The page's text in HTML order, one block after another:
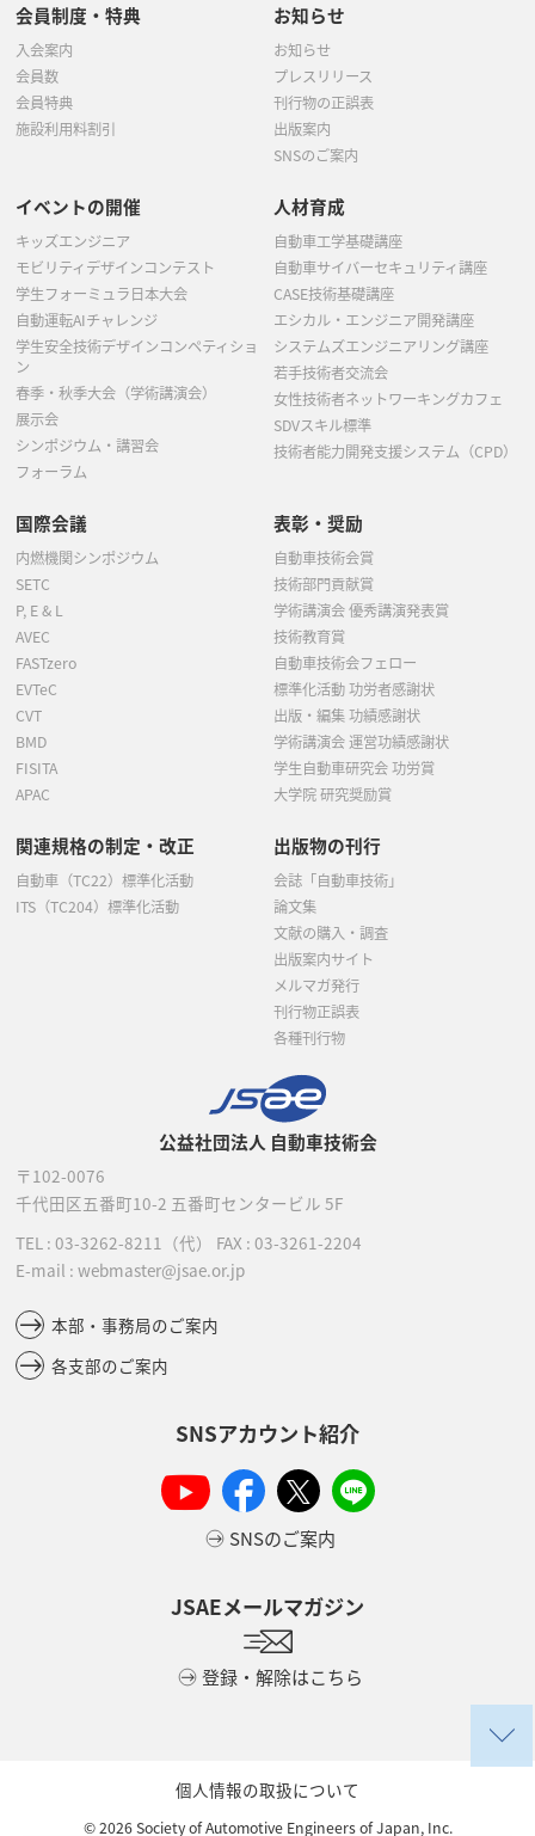
公益社団法人 自動車技術会
〒102-0076
千代田区五番町10-2 五番町センタービル 5F
TEL : 03-3262-8211 （代） FAX : 03-3261-2204
E-mail : webmaster@jsae.or.jp
本部・事務局のご案内
各支部のご案内
SNSアカウント紹介
SNSのご案内
JSAEメールマガジン
登録・解除はこちら
会員制度・特典
入会案内
会員数
会員特典
施設利用料割引
お知らせ
お知らせ
プレスリリース
刊行物の正誤表
出版案内
SNSのご案内
イベントの開催
キッズエンジニア
モビリティデザインコンテスト
学生フォーミュラ日本大会
自動運転AIチャレンジ
学生安全技術デザインコンペティショ
ン
春季・秋季大会（学術講演会）
展示会
シンポジウム・講習会
フォーラム
人材育成
自動車工学基礎講座
自動車サイバーセキュリティ講座
CASE技術基礎講座
エシカル・エンジニア開発講座
システムズエンジニアリング講座
若手技術者交流会
女性技術者ネットワーキングカフェ
SDVスキル標準
技術者能力開発支援システム（CPD）
国際会議
内燃機関シンポジウム
SETC
P, E & L
AVEC
FASTzero
EVTeC
CVT
BMD
FISITA
APAC
表彰・奨励
自動車技術会賞
技術部門貢献賞
学術講演会 優秀講演発表賞
技術教育賞
自動車技術会フェロー
標準化活動 功労者感謝状
出版・編集 功績感謝状
学術講演会 運営功績感謝状
学生自動車研究会 功労賞
大学院 研究奨励賞
関連規格の制定・改正
自動車（TC22）標準化活動
ITS（TC204）標準化活動
出版物の刊行
会誌「自動車技術」
論文集
文献の購入・調査
出版案内サイト
メルマガ発行
刊行物正誤表
各種刊行物
個人情報の取扱について
©2026Society of Automotive Engineers of Japan, Inc.